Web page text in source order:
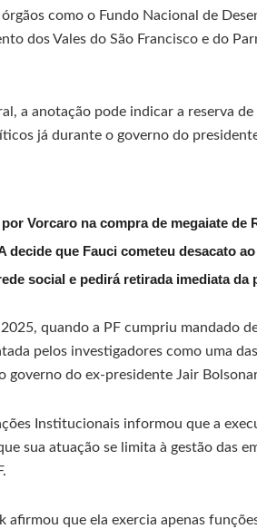
como o Fundo Nacional de
dos Vales do São Francisco e do
a anotação pode indicar a reserva
já durante o governo do
Vorcaro na compra de megaiate de
decide que Fauci cometeu desacato
social e pedirá retirada imediata da
quando a PF cumpriu mandado
pelos investigadores como uma
governo do ex-presidente Jair
Institucionais informou que a
sua atuação se limita à gestão das
afirmou que ela exercia apenas